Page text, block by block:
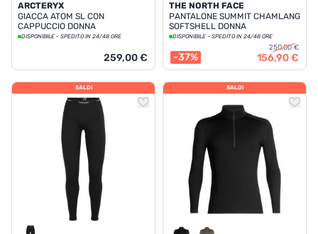
ARCTERYX
GIACCA ATOM SL CON
CAPPUCCIO DONNA
DISPONIBILE - SPEDITO IN 24/48 ORE
259,00 €
THE NORTH FACE
PANTALONE SUMMIT CHAMLANG
SOFTSHELL DONNA
DISPONIBILE - SPEDITO IN 24/48 ORE
-37%
250,00 €
156,90 €
SALDI SALDI